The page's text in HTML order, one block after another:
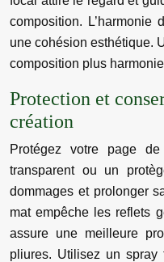
composition.
une cohésion esthétique.
composition plus
Protection et
création
Protégez votre page
transparent ou un
dommages et prolonger
mat empêche les reflets
assure une meilleure
pliures. Utilisez un